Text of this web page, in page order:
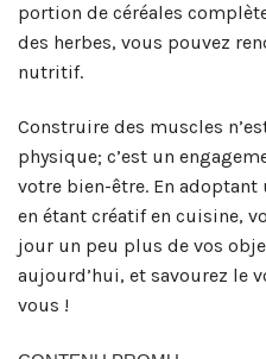
portion de céréales
des herbes, vous pouvez
nutritif.
Construire des muscles
physique; c’est un
votre bien-être. En
en étant créatif en cuisine,
jour un peu plus de vos
aujourd’hui, et savourez le
vous !